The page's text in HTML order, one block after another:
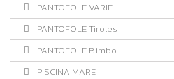
PANTOFOLE VARIE
PANTOFOLE Tirolesi
PANTOFOLE Bimbo
PISCINA MARE